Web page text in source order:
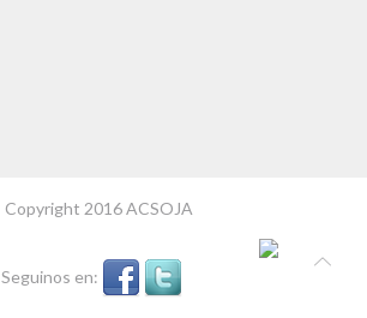
Copyright 2016 ACSOJA
Seguinos en: